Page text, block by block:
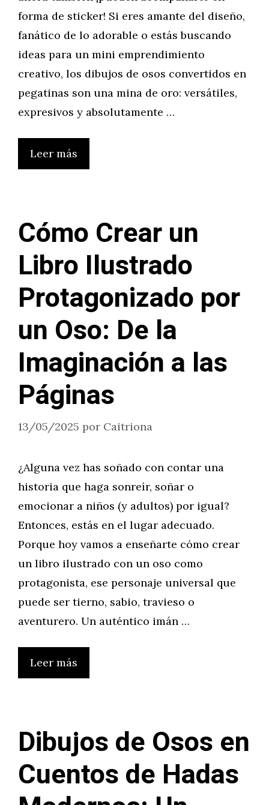
forma de sticker! Si eres amante del diseño,
fanático de lo adorable o estás buscando
ideas para un mini emprendimiento
creativo, los dibujos de osos convertidos en
pegatinas son una mina de oro: versátiles,
expresivos y absolutamente …
Leer más
Cómo Crear un
Libro Ilustrado
Protagonizado por
un Oso: De la
Imaginación a las
Páginas
13/05/2025 por Caitriona
¿Alguna vez has soñado con contar una
historia que haga sonreír, soñar o
emocionar a niños (y adultos) por igual?
Entonces, estás en el lugar adecuado.
Porque hoy vamos a enseñarte cómo crear
un libro ilustrado con un oso como
protagonista, ese personaje universal que
puede ser tierno, sabio, travieso o
aventurero. Un auténtico imán …
Leer más
Dibujos de Osos en
Cuentos de Hadas